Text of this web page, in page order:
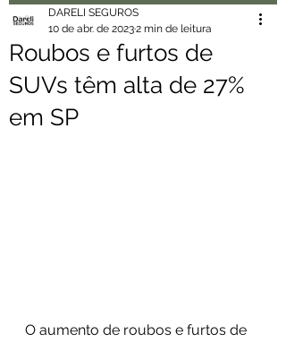
Roubos e furtos de
SUVs têm alta de 27%
em SP
DARELI SEGUROS
10 de abr. de 20232 min de leitura
O aumento de roubos e furtos de